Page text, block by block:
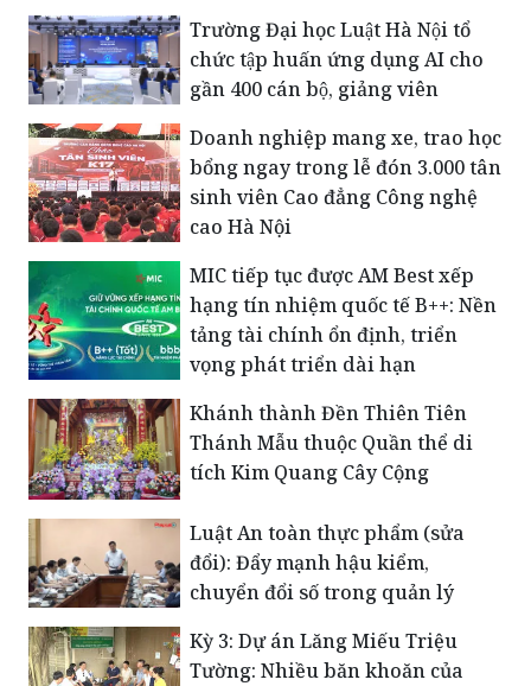
Trường Đại học Luật Hà Nội tổ
chức tập huấn ứng dụng AI cho
gần 400 cán bộ, giảng viên
Doanh nghiệp mang xe, trao học
bổng ngay trong lễ đón 3.000 tân
sinh viên Cao đẳng Công nghệ
cao Hà Nội
MIC tiếp tục được AM Best xếp
hạng tín nhiệm quốc tế B++: Nền
tảng tài chính ổn định, triển
vọng phát triển dài hạn
Khánh thành Đền Thiên Tiên
Thánh Mẫu thuộc Quần thể di
tích Kim Quang Cây Cộng
Luật An toàn thực phẩm (sửa
đổi): Đẩy mạnh hậu kiểm,
chuyển đổi số trong quản lý
Kỳ 3: Dự án Lăng Miếu Triệu
Tường: Nhiều băn khoăn của